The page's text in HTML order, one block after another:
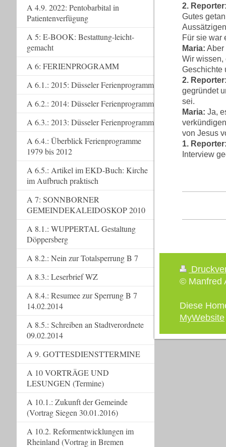
2.
Gutes
Für sie war
Maria: Aber
Wir wissen,
Geschichte
2.
gegründet
sei.
Maria: Ja,
von Jesus
1.
Interview
© Manfred
Diese
MyWebsite
A 4.9. 2022: Pentobarbital in
Patientenverfügung
A 5: E-BOOK: Bestattung-leicht-
gemacht
A 6: FERIENPROGRAMM
A 6.1.: 2015: Düsseler Ferienprogramm
A 6.2.: 2014: Düsseler Ferienprogramm
A 6.3.: 2013: Düsseler Ferienprogramm
A 6.4.: Überblick Ferienprogramme
1979 bis 2012
A 6.5.: Artikel im EKD-Buch: Kirche
im Aufbruch praktisch
A 7: SONNBORNER
GEMEINDEKALEIDOSKOP 2010
A 8.1.: WUPPERTAL Gestaltung
Döppersberg
A 8.2.: Nein zur Totalsperrung B 7
A 8.3.: Leserbrief WZ
A 8.4.: Resumee zur Sperrung B 7
14.02.2014
A 8.5.: Schreiben an Stadtverordnete
09.02.2014
A 9. GOTTESDIENSTTERMINE
A 10 VORTRÄGE UND
LESUNGEN (Termine)
A 10.1.: Zukunft der Gemeinde
(Vortrag Siegen 30.01.2016)
A 10.2. Reformentwicklungen im
Rheinland (Vortrag in Bremen